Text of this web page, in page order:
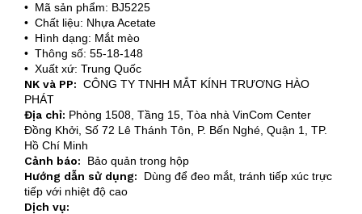
• Mã sản phẩm: BJ5225
• Chất liệu: Nhựa Acetate
• Hình dạng: Mắt mèo
• Thông số: 55-18-148
• Xuất xứ: Trung Quốc
NK và PP: CÔNG TY TNHH MẮT KÍNH TRƯƠNG HÀO
PHÁT
Địa chỉ: Phòng 1508, Tầng 15, Tòa nhà VinCom Center
Đồng Khởi, Số 72 Lê Thánh Tôn, P. Bến Nghé, Quận 1, TP.
Hồ Chí Minh
Cảnh báo: Bảo quản trong hộp
Hướng dẫn sử dụng: Dùng để đeo mắt, tránh tiếp xúc trực
tiếp với nhiệt độ cao
Dịch vụ: